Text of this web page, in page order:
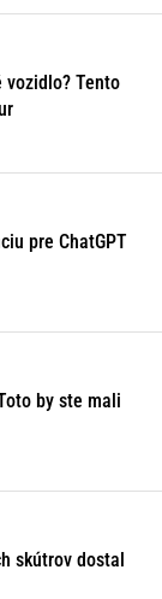
vozidlo? Tento
pre ChatGPT
by ste mali
skútrov dostal